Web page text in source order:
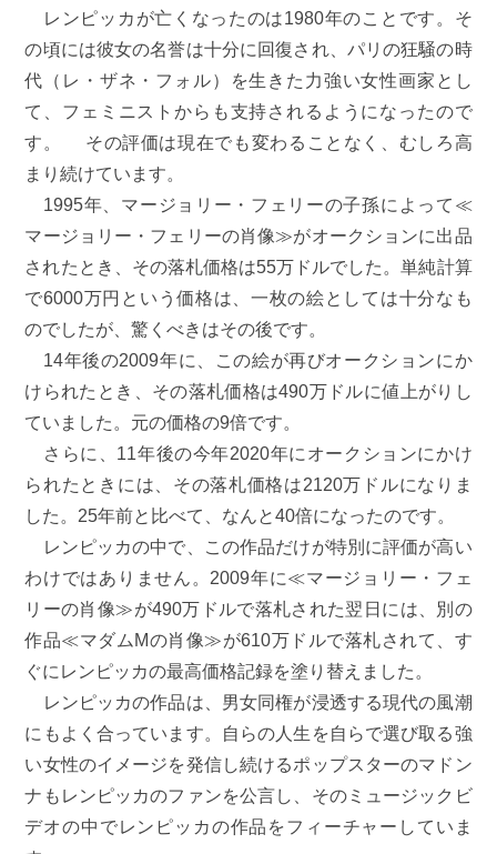
レンピッカが亡くなったのは1980年のことです。そ
の頃には彼女の名誉は十分に回復され、パリの狂騒の時
代（レ・ザネ・フォル）を生きた力強い女性画家とし
て、フェミニストからも支持されるようになったので
す。 その評価は現在でも変わることなく、むしろ高
まり続けています。
1995年、マージョリー・フェリーの子孫によって≪
マージョリー・フェリーの肖像≫がオークションに出品
されたとき、その落札価格は55万ドルでした。単純計算
で6000万円という価格は、一枚の絵としては十分なも
のでしたが、驚くべきはその後です。
14年後の2009年に、この絵が再びオークションにか
けられたとき、その落札価格は490万ドルに値上がりし
ていました。元の価格の9倍です。
さらに、11年後の今年2020年にオークションにかけ
られたときには、その落札価格は2120万ドルになりま
した。25年前と比べて、なんと40倍になったのです。
レンピッカの中で、この作品だけが特別に評価が高い
わけではありません。2009年に≪マージョリー・フェ
リーの肖像≫が490万ドルで落札された翌日には、別の
作品≪マダムMの肖像≫が610万ドルで落札されて、す
ぐにレンピッカの最高価格記録を塗り替えました。
レンピッカの作品は、男女同権が浸透する現代の風潮
にもよく合っています。自らの人生を自らで選び取る強
い女性のイメージを発信し続けるポップスターのマドン
ナもレンピッカのファンを公言し、そのミュージックビ
デオの中でレンピッカの作品をフィーチャーしていま